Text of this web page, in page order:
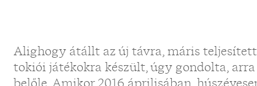
Alighogy átállt az új távra, máris
tokiói játékokra készült, úgy gondolta,